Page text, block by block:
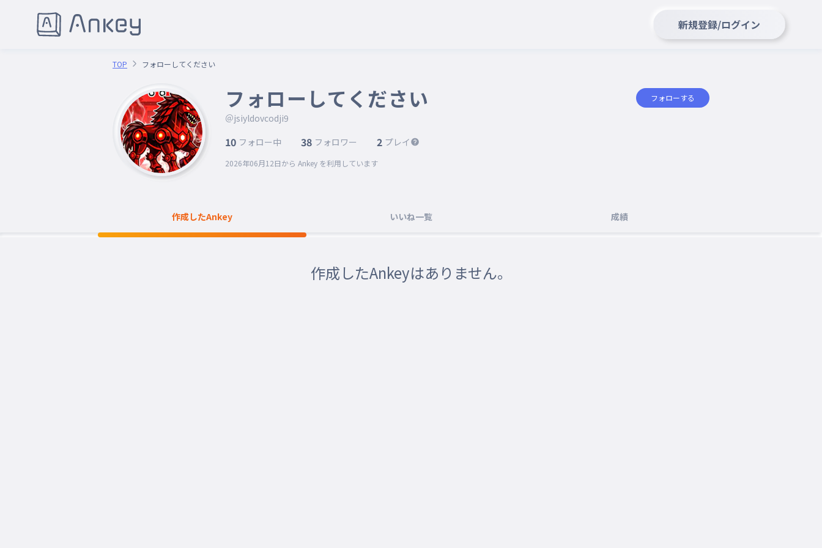
新規登録/ログイン
TOP フォローしてください
フォローしてください
＠jsiyldovcodji9
フォローする
10 フォロー中 38 フォロワー 2 プレイ
2026年06月12日から Ankey を利用しています
作成したAnkey いいね一覧 成績
作成したAnkeyはありません。